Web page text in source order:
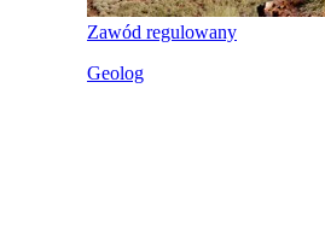
Zawód regulowany
Geolog